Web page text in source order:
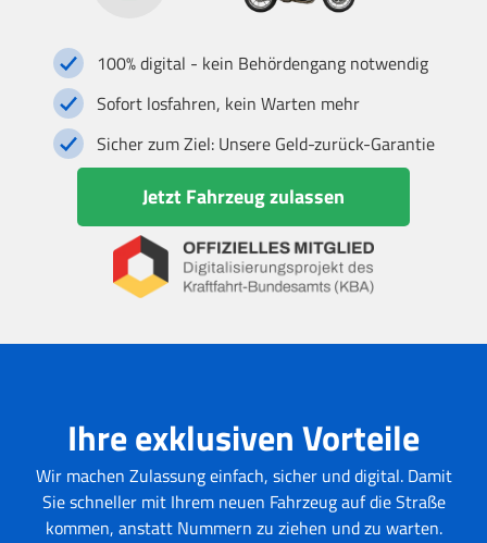
100% digital - kein Behördengang notwendig
Sofort losfahren, kein Warten mehr
Sicher zum Ziel: Unsere Geld-zurück-Garantie
Jetzt Fahrzeug zulassen
Ihre exklusiven Vorteile
Wir machen Zulassung einfach, sicher und digital. Damit
Sie schneller mit Ihrem neuen Fahrzeug auf die Straße
kommen, anstatt Nummern zu ziehen und zu warten.